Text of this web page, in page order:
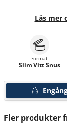
Läs mer
Format
Slim Vitt Snus
Fler produkter